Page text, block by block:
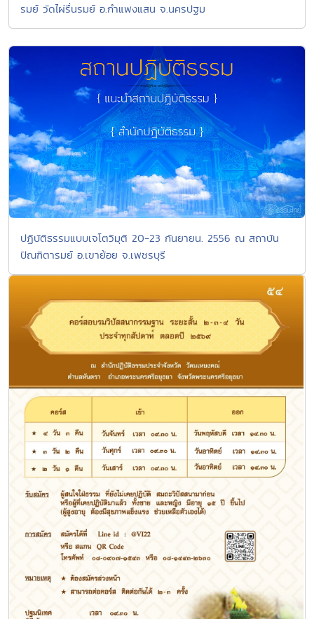
รมย์ วัดไผ่รื่นรมย์ อ.กำแพงแสน จ.นครปฐม
ปฏิบัติธรรมแบบเจโตวิมุติ 20-23 กันยายน. 2556 ณ สถาบัน
ปัณฑิตารมย์ อ.เขาย้อย จ.เพชรบุรี